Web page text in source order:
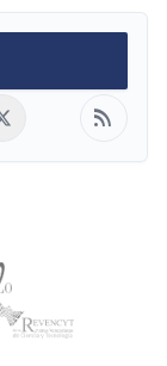
rss_feed